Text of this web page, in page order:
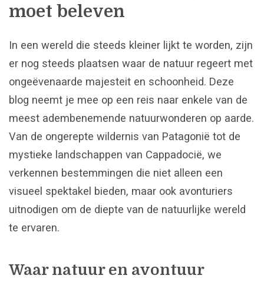
moet beleven
In een wereld die steeds kleiner lijkt te worden, zijn
er nog steeds plaatsen waar de natuur regeert met
ongeëvenaarde majesteit en schoonheid. Deze
blog neemt je mee op een reis naar enkele van de
meest adembenemende natuurwonderen op aarde.
Van de ongerepte wildernis van Patagonië tot de
mystieke landschappen van Cappadocië, we
verkennen bestemmingen die niet alleen een
visueel spektakel bieden, maar ook avonturiers
uitnodigen om de diepte van de natuurlijke wereld
te ervaren.
Waar natuur en avontuur